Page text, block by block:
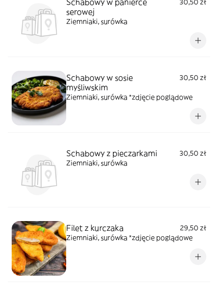
serowej
Ziemniaki, surówka
Schabowy w sosie
myśliwskim
30,50 zł
Ziemniaki, surówka *zdjęcie poglądowe
Schabowy z pieczarkami
30,50 zł
Ziemniaki, surówka
Filet z kurczaka
29,50 zł
Ziemniaki, surówka *zdjęcie poglądowe